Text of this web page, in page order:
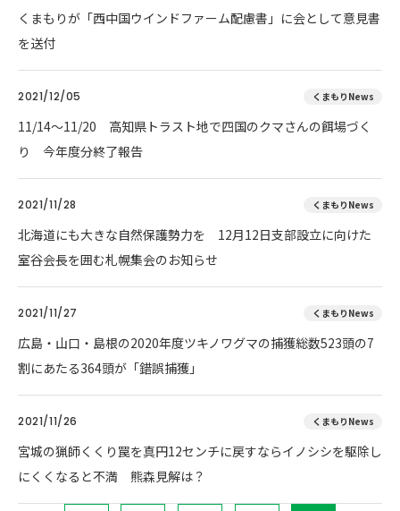
くまもりが「西中国ウインドファーム配慮書」に会として意見書
を送付
2021/12/05 くまもりNews
11/14～11/20 高知県トラスト地で四国のクマさんの餌場づく
り 今年度分終了報告
2021/11/28 くまもりNews
北海道にも大きな自然保護勢力を 12月12日支部設立に向けた
室谷会長を囲む札幌集会のお知らせ
2021/11/27 くまもりNews
広島・山口・島根の2020年度ツキノワグマの捕獲総数523頭の7
割にあたる364頭が「錯誤捕獲」
2021/11/26 くまもりNews
宮城の猟師くくり罠を真円12センチに戻すならイノシシを駆除し
にくくなると不満 熊森見解は？